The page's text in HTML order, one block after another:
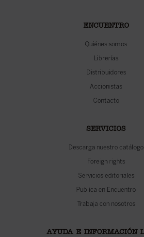
ENCUENTRO
Quiénes somos
Librerías
Distribuidores
Accionistas
Contacto
SERVICIOS
Descarga nuestro catálogo
Foreign rights
Servicios editoriales
Publica en Encuentro
Trabaja con nosotros
AYUDA E INFORMACIÓN